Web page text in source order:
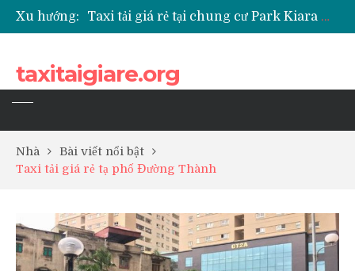
Xu hướng:
Taxi tải giá rẻ tại chung cư Park Kiara Hà Đông
Taxi tải giá rẻ tại chung cư Grande Park Phú Lãm
taxitaigiare.org
Nhà
Bài viết nổi bật
Taxi tải giá rẻ tạ phố Đường Thành